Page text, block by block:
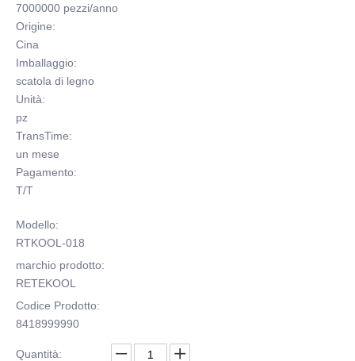
7000000 pezzi/anno
Origine:
Cina
Imballaggio:
scatola di legno
Unità:
pz
TransTime:
un mese
Pagamento:
T/T
Modello:
RTKOOL-018
marchio prodotto:
RETEKOOL
Codice Prodotto:
8418999990
Quantità: